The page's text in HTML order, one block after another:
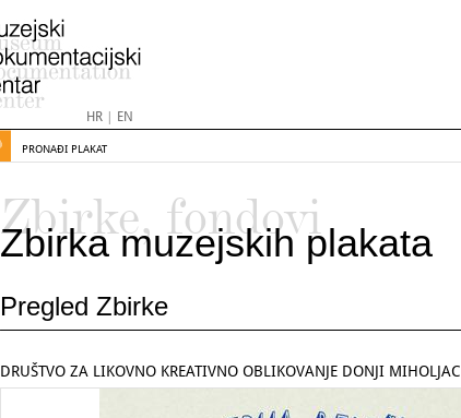
HR| EN
PRONAĐI PLAKAT
Zbirke, fondovi
Zbirka muzejskih plakata
Pregled Zbirke
DRUŠTVO ZA LIKOVNO KREATIVNO OBLIKOVANJE DONJI MIHOLJAC